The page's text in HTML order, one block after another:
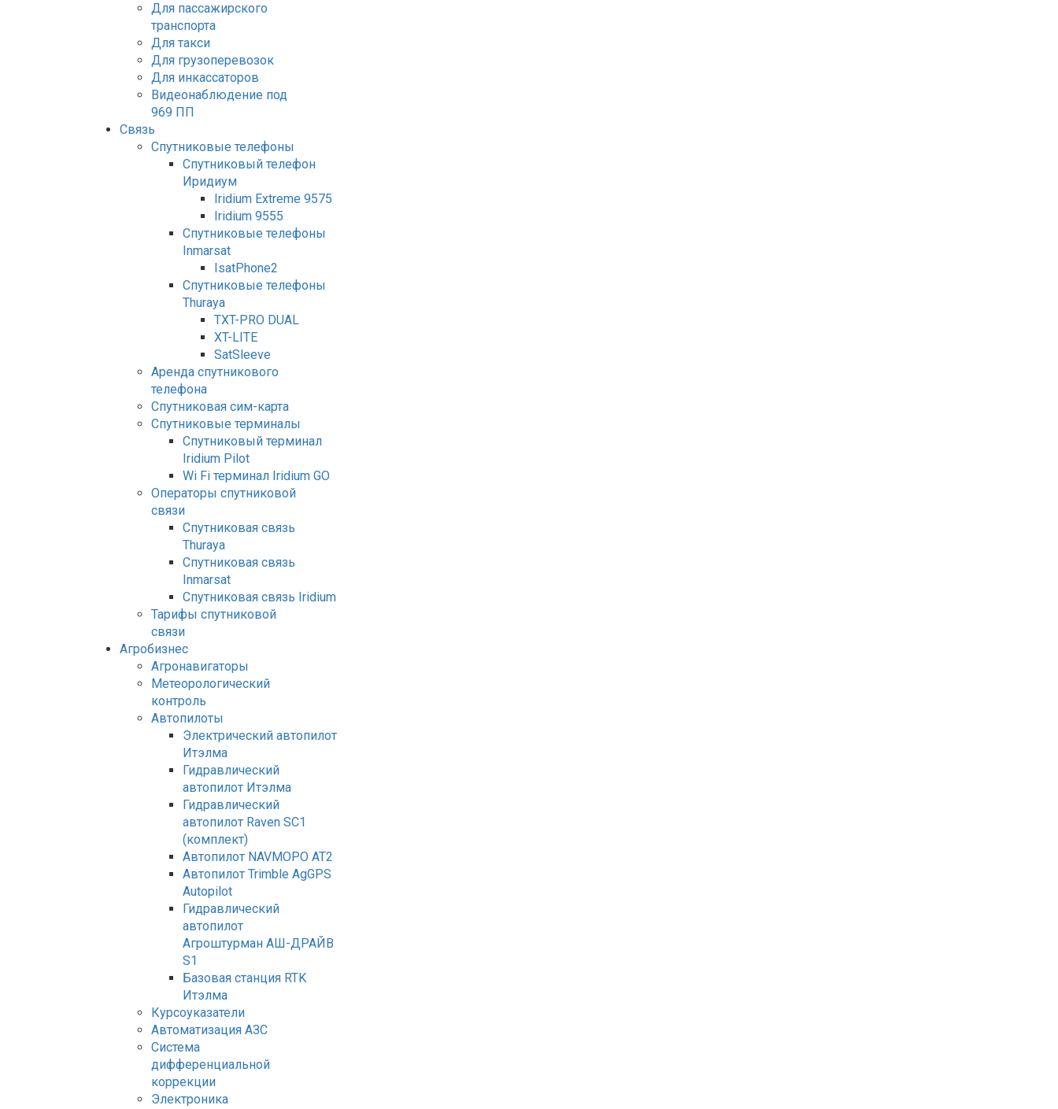
Для пассажирского
транспорта
Для такси
Для грузоперевозок
Для инкассаторов
Видеонаблюдение под
969 ПП
Связь
Спутниковые телефоны
Спутниковый телефон
Иридиум
Iridium Extreme 9575
Iridium 9555
Спутниковые телефоны
Inmarsat
IsatPhone2
Спутниковые телефоны
Thuraya
TXT-PRO DUAL
XT-LITE
SatSleeve
Аренда спутникового
телефона
Спутниковая сим-карта
Спутниковые терминалы
Спутниковый терминал
Iridium Pilot
Wi Fi терминал Iridium GO
Операторы спутниковой
связи
Спутниковая связь
Thuraya
Спутниковая связь
Inmarsat
Спутниковая связь Iridium
Тарифы спутниковой
связи
Агробизнес
Агронавигаторы
Метеорологический
контроль
Автопилоты
Электрический автопилот
Итэлма
Гидравлический
автопилот Итэлма
Гидравлический
автопилот Raven SC1
(комплект)
Автопилот NAVMOPO AT2
Автопилот Trimble AgGPS
Autopilot
Гидравлический
автопилот
Агроштурман АШ-ДРАЙВ
S1
Базовая станция RTK
Итэлма
Курсоуказатели
Автоматизация АЗС
Система
дифференциальной
коррекции
Электроника